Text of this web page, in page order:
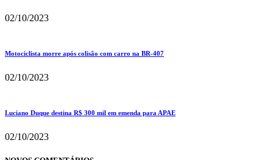
02/10/2023
Motociclista morre após colisão com carro na BR-407
02/10/2023
Luciano Duque destina R$ 300 mil em emenda para APAE
02/10/2023